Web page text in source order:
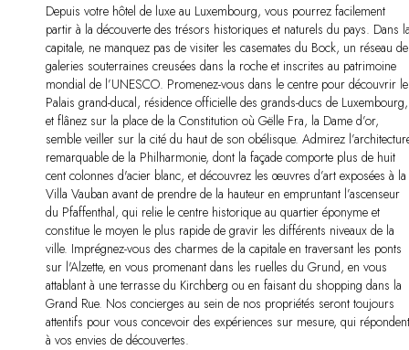
Depuis votre hôtel de luxe au Luxembourg, vous pourrez facilement
partir à la découverte des trésors historiques et naturels du pays. Dans
capitale, ne manquez pas de visiter les casemates du Bock, un réseau de
galeries souterraines creusées dans la roche et inscrites au patrimoine
mondial de l’UNESCO. Promenez-vous dans le centre pour découvrir le
Palais grand-ducal, résidence officielle des grands-ducs de Luxembourg,
et flânez sur la place de la Constitution où Gëlle Fra, la Dame d’or,
semble veiller sur la cité du haut de son obélisque. Admirez
remarquable de la Philharmonie, dont la façade comporte plus de huit
cent colonnes d'acier blanc, et découvrez les œuvres d’art exposées à la
Villa Vauban avant de prendre de la hauteur en empruntant l’ascenseur
du Pfaffenthal, qui relie le centre historique au quartier éponyme et
constitue le moyen le plus rapide de gravir les différents niveaux de la
ville. Imprégnez-vous des charmes de la capitale en traversant les ponts
sur l'Alzette, en vous promenant dans les ruelles du Grund, en vous
attablant à une terrasse du Kirchberg ou en faisant du shopping dans la
Grand Rue. Nos concierges au sein de nos propriétés seront toujours
attentifs pour vous concevoir des expériences sur mesure, qui
à vos envies de découvertes.